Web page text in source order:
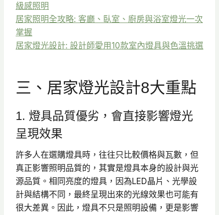
級感照明
居家照明全攻略: 客廳、臥室、廚房與浴室燈光一次
掌握
居家燈光設計: 設計師愛用10款室內燈具與色溫挑選
三、居家燈光設計8大重點
1. 燈具品質優劣，會直接影響燈光
呈現效果
許多人在選購燈具時，往往只比較價格與瓦數，但
真正影響照明品質的，其實是燈具本身的設計與光
源品質。相同亮度的燈具，因為LED晶片、光學設
計與結構不同，最終呈現出來的光線效果也可能有
很大差異。因此，燈具不只是照明設備，更是影響